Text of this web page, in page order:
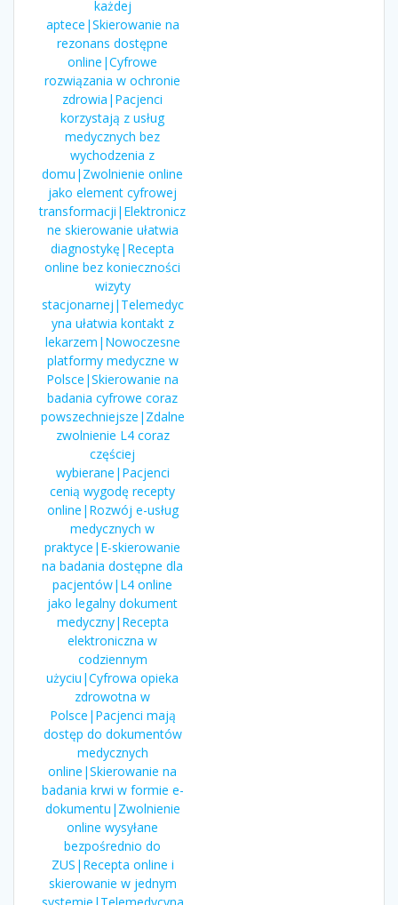
każdej
aptece|Skierowanie na
rezonans dostępne
online|Cyfrowe
rozwiązania w ochronie
zdrowia|Pacjenci
korzystają z usług
medycznych bez
wychodzenia z
domu|Zwolnienie online
jako element cyfrowej
transformacji|Elektronicz
ne skierowanie ułatwia
diagnostykę|Recepta
online bez konieczności
wizyty
stacjonarnej|Telemedyc
yna ułatwia kontakt z
lekarzem|Nowoczesne
platformy medyczne w
Polsce|Skierowanie na
badania cyfrowe coraz
powszechniejsze|Zdalne
zwolnienie L4 coraz
częściej
wybierane|Pacjenci
cenią wygodę recepty
online|Rozwój e-usług
medycznych w
praktyce|E-skierowanie
na badania dostępne dla
pacjentów|L4 online
jako legalny dokument
medyczny|Recepta
elektroniczna w
codziennym
użyciu|Cyfrowa opieka
zdrowotna w
Polsce|Pacjenci mają
dostęp do dokumentów
medycznych
online|Skierowanie na
badania krwi w formie e-
dokumentu|Zwolnienie
online wysyłane
bezpośrednio do
ZUS|Recepta online i
skierowanie w jednym